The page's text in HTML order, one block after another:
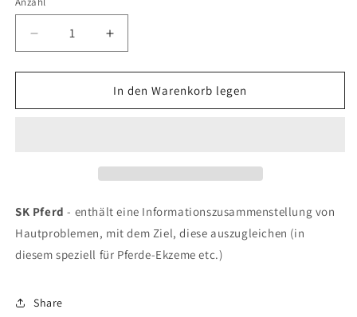
Verringere
die
Menge
Soleopathikum
Erhöhe
die
Menge
für
Soleopathikum
In den Warenkorb legen
SK Pferd- enthält eine Informationszusammenstellung von
Hautproblemen, mit dem Ziel, diese auszugleichen (in
diesem speziell für Pferde-Ekzeme etc.)
Share